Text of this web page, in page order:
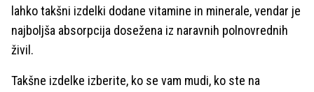
lahko takšni izdelki dodane vitamine in minerale, vendar je
najboljša absorpcija dosežena iz naravnih polnovrednih
živil.
Takšne izdelke izberite, ko se vam mudi, ko ste na